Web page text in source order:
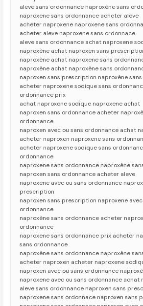
aleve sans ordonnance naproxène sans
naproxene sans ordonnance acheter aleve
acheter naproxene naproxene sans
acheter aleve naproxene sans ordonnace
aleve sans ordonnance achat naproxene
naproxène achat naproxen sans
naproxène achat naproxene sans
naproxène achat naproxène sans
naproxen sans prescription naproxène
acheter naproxene sodique sans
ordonnance prix
achat naproxene sodique naproxene achat
naproxen sans ordonnance acheter
ordonnance
naproxen avec ou sans ordonnance achat
acheter naproxen naproxene sans
acheter naproxene sodique sans
ordonnance
naproxene sans ordonnance naproxène
naproxen sans ordonnance acheter aleve
naproxene avec ou sans ordonnance
prescription
naproxen sans prescription naproxene avec
ordonnance
naproxène sans ordonnance acheter
ordonnance
naproxene sans ordonnance prix acheter
sans ordonnance
naproxène sans ordonnance naproxène
acheter naproxen acheter naproxene
naproxen avec ou sans ordonnance
naproxene avec ou sans ordonnance achat
aleve sans ordonnance naproxen sans
naproxene sans ordonnace naproxen sans